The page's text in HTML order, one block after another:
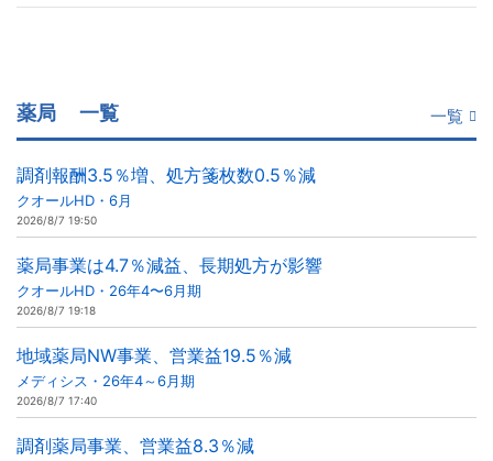
薬局 一覧 一覧
調剤報酬3.5％増、処方箋枚数0.5％減
クオールHD・6月
2026/8/7 19:50
薬局事業は4.7％減益、長期処方が影響
クオールHD・26年4〜6月期
2026/8/7 19:18
地域薬局NW事業、営業益19.5％減
メディシス・26年4～6月期
2026/8/7 17:40
調剤薬局事業、営業益8.3％減